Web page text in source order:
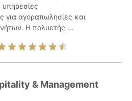
υπηρεσίες
για αγοραπωλησίες και
Η πολυετής ...
& Management